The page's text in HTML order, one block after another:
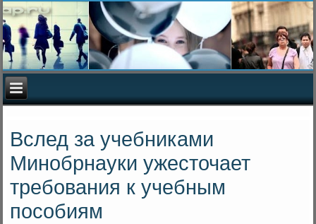
Вслед за учебниками
Минобрнауки ужесточает
требования к учебным
пособиям